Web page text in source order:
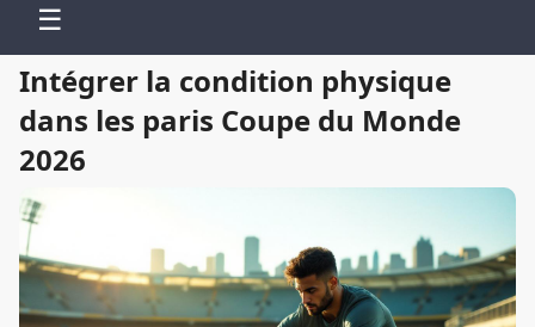
☰
Intégrer la condition physique
dans les paris Coupe du Monde
2026